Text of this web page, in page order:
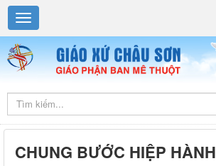
CHUNG BƯỚC HIỆP HÀNH